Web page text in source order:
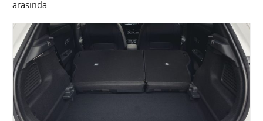
arasında.